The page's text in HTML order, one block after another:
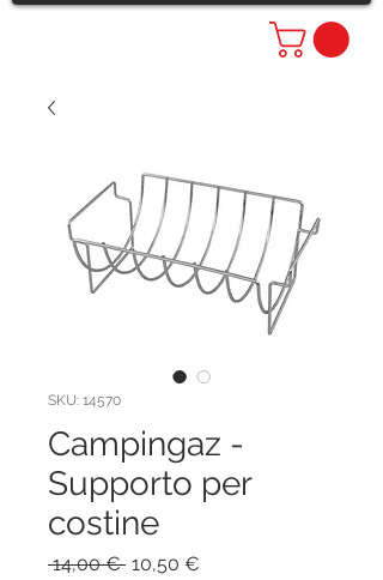
SKU: 14570
Campingaz -
Supporto per
costine
14,00 € Prezzo
10,50 €